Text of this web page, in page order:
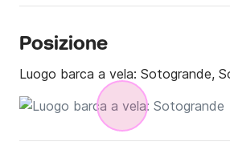
Posizione
Luogo barca a vela: Sotogrande,